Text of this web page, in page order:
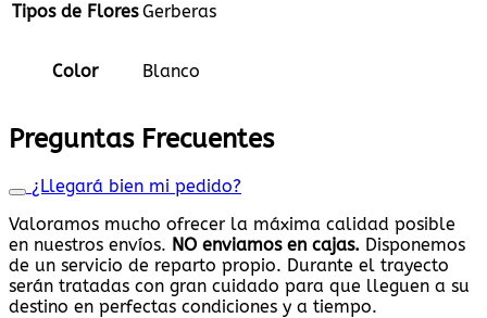
Tipos de Flores Gerberas
Color Blanco
Preguntas Frecuentes
¿Llegará bien mi pedido?
Valoramos mucho ofrecer la máxima calidad posible
en nuestros envíos. NO enviamos en cajas. Disponemos
de un servicio de reparto propio. Durante el trayecto
serán tratadas con gran cuidado para que lleguen a su
destino en perfectas condiciones y a tiempo.